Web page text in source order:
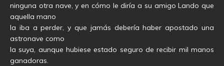
ninguna otra nave, y en cómo le diría a su amigo Lando que
aquella mano
la iba a perder, y que jamás debería haber apostado una
astronave como
la suya, aunque hubiese estado seguro de recibir mil manos
ganadoras.